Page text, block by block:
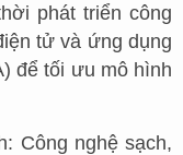
phát triển công
tử và ứng dụng
để tối ưu mô hình
Công nghệ sạch,